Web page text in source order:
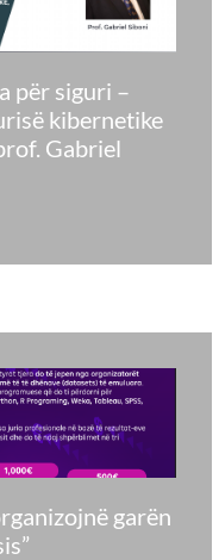
për siguri –
kibernetike
Gabriel
garën